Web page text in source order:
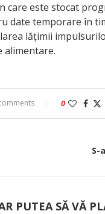
care este stocat
date temporare în
lățimii
alimentare.
0
S-
PUTEA SĂ VĂ